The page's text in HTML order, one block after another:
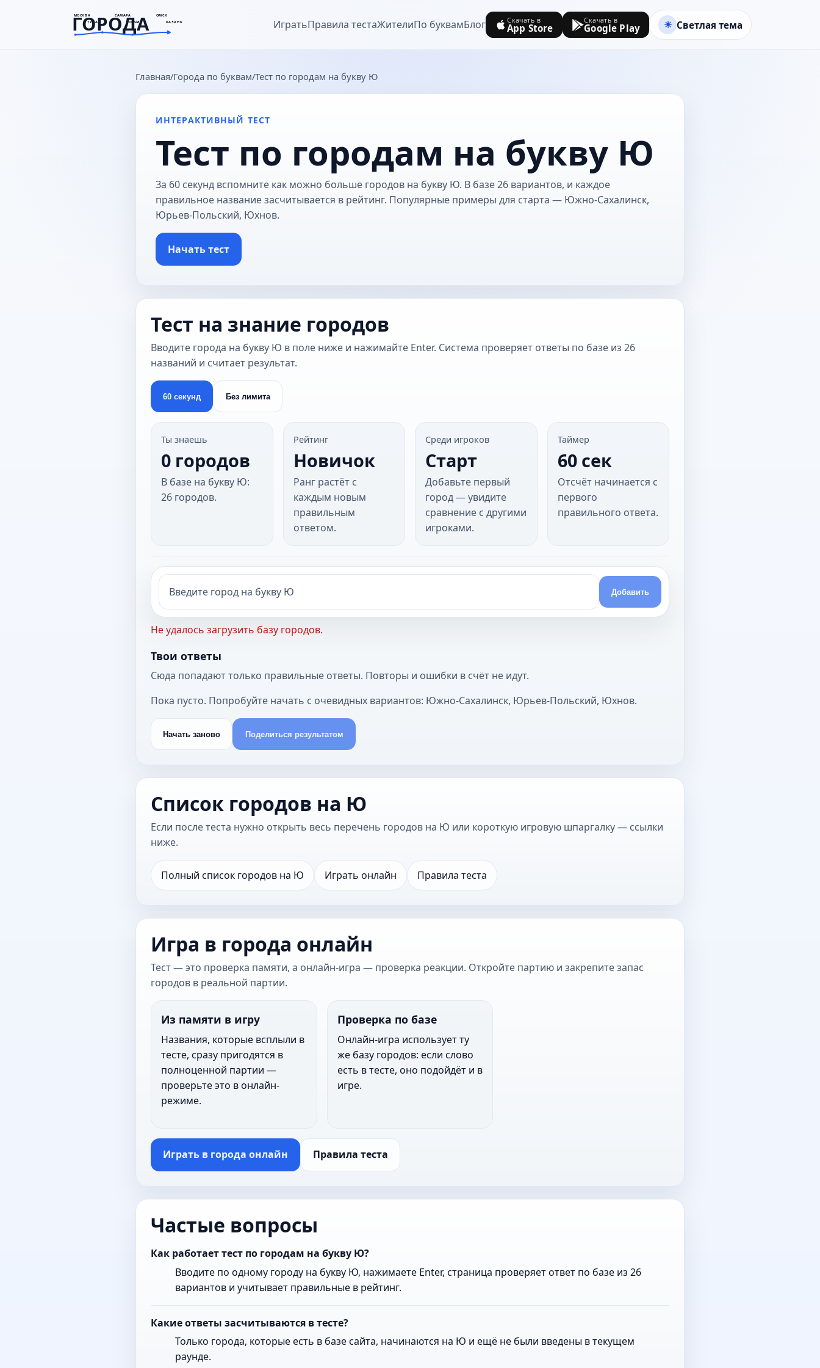
МОСКВА САМАРА ОМСК
ТУЛА СОЧИ КАЗАНЬ
ГОРОДА
goroda-na.ru ИгратьПравила тестаЖителиПо буквамБлог Скачать в
App Store
Скачать в
Google Play Светлая тема
Главная Города по буквам Тест по городам на букву Ю
ИНТЕРАКТИВНЫЙ ТЕСТ
Тест по городам на букву Ю
За 60 секунд вспомните как можно больше городов на букву Ю. В базе 26 вариантов, и каждое
правильное название засчитывается в рейтинг. Популярные примеры для старта — Южно-Сахалинск,
Юрьев-Польский, Юхнов.
Начать тест
Тест на знание городов
Вводите города на букву Ю в поле ниже и нажимайте Enter. Система проверяет ответы по базе из 26
названий и считает результат.
60 секунд Без лимита
Ты знаешь
0 городов
В базе на букву Ю:
26 городов.
Рейтинг
Новичок
Ранг растёт с
каждым новым
правильным
ответом.
Среди игроков
Старт
Добавьте первый
город — увидите
сравнение с другими
игроками.
Таймер
60 сек
Отсчёт начинается с
первого
правильного ответа.
Введите город на букву Ю Добавить
Не удалось загрузить базу городов.
Твои ответы
Сюда попадают только правильные ответы. Повторы и ошибки в счёт не идут.
Пока пусто. Попробуйте начать с очевидных вариантов: Южно-Сахалинск, Юрьев-Польский, Юхнов.
Начать заново Поделиться результатом
Список городов на Ю
Если после теста нужно открыть весь перечень городов на Ю или короткую игровую шпаргалку — ссылки
ниже.
Полный список городов на Ю Играть онлайн Правила теста
Игра в города онлайн
Тест — это проверка памяти, а онлайн-игра — проверка реакции. Откройте партию и закрепите запас
городов в реальной партии.
Из памяти в игру
Названия, которые всплыли в
тесте, сразу пригодятся в
полноценной партии —
проверьте это в онлайн-
режиме.
Проверка по базе
Онлайн-игра использует ту
же базу городов: если слово
есть в тесте, оно подойдёт и в
игре.
Играть в города онлайн Правила теста
Частые вопросы
Как работает тест по городам на букву Ю?
Вводите по одному городу на букву Ю, нажимаете Enter, страница проверяет ответ по базе из 26
вариантов и учитывает правильные в рейтинг.
Какие ответы засчитываются в тесте?
Только города, которые есть в базе сайта, начинаются на Ю и ещё не были введены в текущем
раунде.